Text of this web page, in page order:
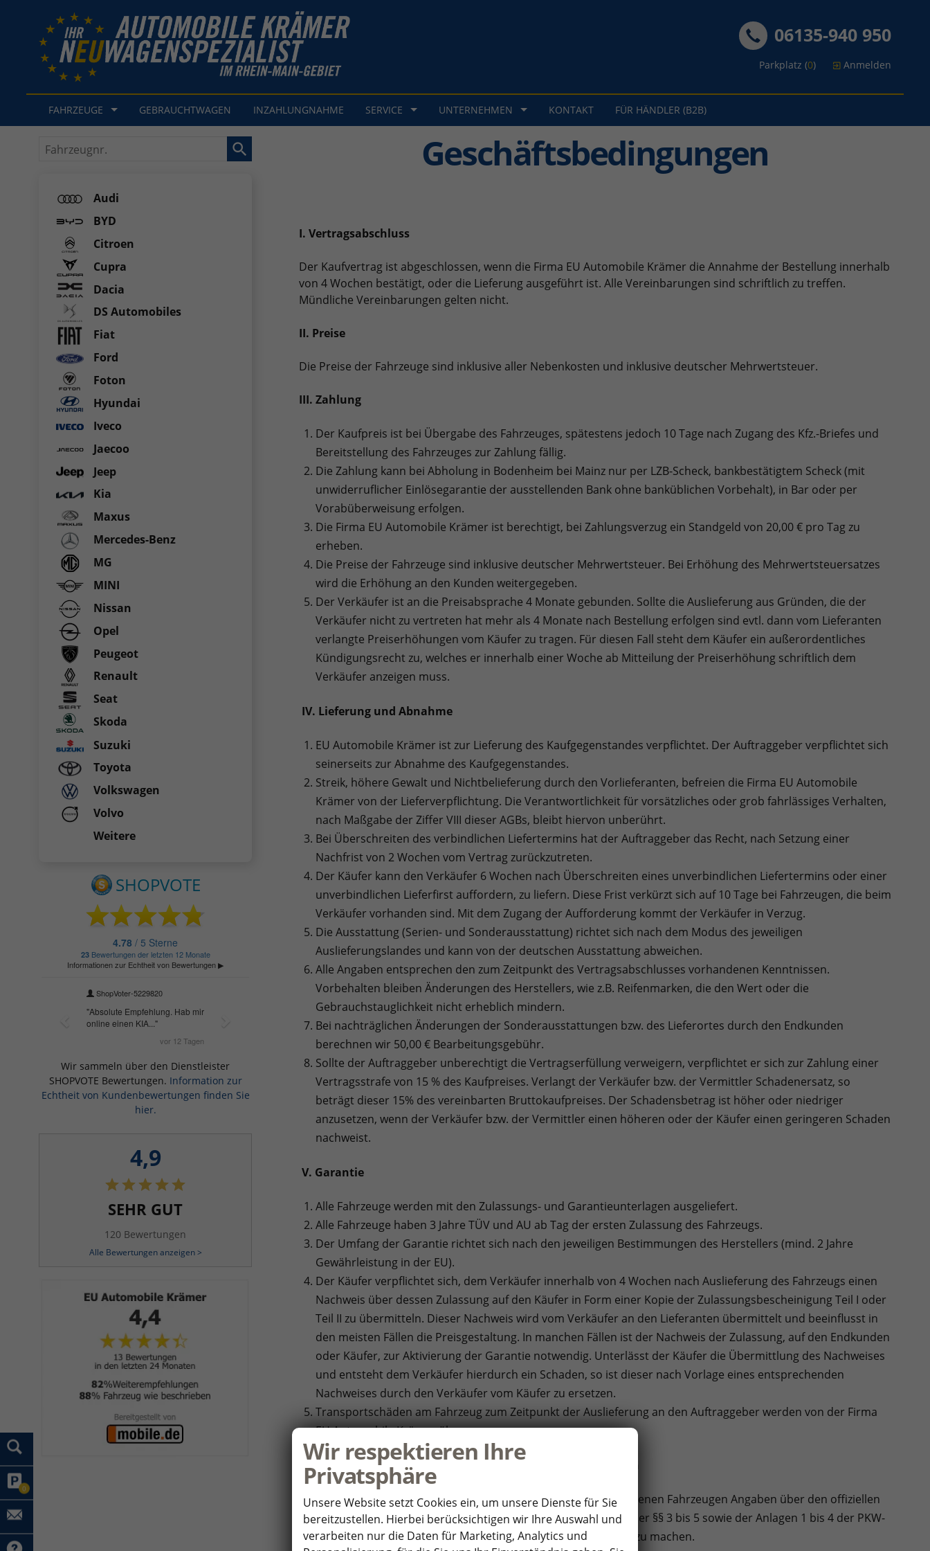
0
06135-940 950
Parkplatz (0) Anmelden
FAHRZEUGE GEBRAUCHTWAGEN INZAHLUNGNAHME SERVICE UNTERNEHMEN KONTAKT FÜR HÄNDLER (B2B)
Geschäftsbedingungen
I. Vertragsabschluss
Der Kaufvertrag ist abgeschlossen, wenn die Firma EU Automobile Krämer die Annahme der Bestellung innerhalb
von 4 Wochen bestätigt, oder die Lieferung ausgeführt ist. Alle Vereinbarungen sind schriftlich zu treffen.
Mündliche Vereinbarungen gelten nicht.
II. Preise
Die Preise der Fahrzeuge sind inklusive aller Nebenkosten und inklusive deutscher Mehrwertsteuer.
III. Zahlung
Der Kaufpreis ist bei Übergabe des Fahrzeuges, spätestens jedoch 10 Tage nach Zugang des Kfz.-Briefes und
Bereitstellung des Fahrzeuges zur Zahlung fällig.
Die Zahlung kann bei Abholung in Bodenheim bei Mainz nur per LZB-Scheck, bankbestätigtem Scheck (mit
unwiderruflicher Einlösegarantie der ausstellenden Bank ohne banküblichen Vorbehalt), in Bar oder per
Vorabüberweisung erfolgen.
Die Firma EU Automobile Krämer ist berechtigt, bei Zahlungsverzug ein Standgeld von 20,00 € pro Tag zu
erheben.
Die Preise der Fahrzeuge sind inklusive deutscher Mehrwertsteuer. Bei Erhöhung des Mehrwertsteuersatzes
wird die Erhöhung an den Kunden weitergegeben.
Der Verkäufer ist an die Preisabsprache 4 Monate gebunden. Sollte die Auslieferung aus Gründen, die der
Verkäufer nicht zu vertreten hat mehr als 4 Monate nach Bestellung erfolgen sind evtl. dann vom Lieferanten
verlangte Preiserhöhungen vom Käufer zu tragen. Für diesen Fall steht dem Käufer ein außerordentliches
Kündigungsrecht zu, welches er innerhalb einer Woche ab Mitteilung der Preiserhöhung schriftlich dem
Verkäufer anzeigen muss.
IV. Lieferung und Abnahme
EU Automobile Krämer ist zur Lieferung des Kaufgegenstandes verpflichtet. Der Auftraggeber verpflichtet sich
seinerseits zur Abnahme des Kaufgegenstandes.
Streik, höhere Gewalt und Nichtbelieferung durch den Vorlieferanten, befreien die Firma EU Automobile
Krämer von der Lieferverpflichtung. Die Verantwortlichkeit für vorsätzliches oder grob fahrlässiges Verhalten,
nach Maßgabe der Ziffer VIII dieser AGBs, bleibt hiervon unberührt.
Bei Überschreiten des verbindlichen Liefertermins hat der Auftraggeber das Recht, nach Setzung einer
Nachfrist von 2 Wochen vom Vertrag zurückzutreten.
Der Käufer kann den Verkäufer 6 Wochen nach Überschreiten eines unverbindlichen Liefertermins oder einer
unverbindlichen Lieferfirst auffordern, zu liefern. Diese Frist verkürzt sich auf 10 Tage bei Fahrzeugen, die beim
Verkäufer vorhanden sind. Mit dem Zugang der Aufforderung kommt der Verkäufer in Verzug.
Die Ausstattung (Serien- und Sonderausstattung) richtet sich nach dem Modus des jeweiligen
Auslieferungslandes und kann von der deutschen Ausstattung abweichen.
Alle Angaben entsprechen den zum Zeitpunkt des Vertragsabschlusses vorhandenen Kenntnissen.
Vorbehalten bleiben Änderungen des Herstellers, wie z.B. Reifenmarken, die den Wert oder die
Gebrauchstauglichkeit nicht erheblich mindern.
Bei nachträglichen Änderungen der Sonderausstattungen bzw. des Lieferortes durch den Endkunden
berechnen wir 50,00 € Bearbeitungsgebühr.
Sollte der Auftraggeber unberechtigt die Vertragserfüllung verweigern, verpflichtet er sich zur Zahlung einer
Vertragsstrafe von 15 % des Kaufpreises. Verlangt der Verkäufer bzw. der Vermittler Schadenersatz, so
beträgt dieser 15% des vereinbarten Bruttokaufpreises. Der Schadensbetrag ist höher oder niedriger
anzusetzen, wenn der Verkäufer bzw. der Vermittler einen höheren oder der Käufer einen geringeren Schaden
nachweist.
V. Garantie
Alle Fahrzeuge werden mit den Zulassungs- und Garantieunterlagen ausgeliefert.
Alle Fahrzeuge haben 3 Jahre TÜV und AU ab Tag der ersten Zulassung des Fahrzeugs.
Der Umfang der Garantie richtet sich nach den jeweiligen Bestimmungen des Herstellers (mind. 2 Jahre
Gewährleistung in der EU).
Der Käufer verpflichtet sich, dem Verkäufer innerhalb von 4 Wochen nach Auslieferung des Fahrzeugs einen
Nachweis über dessen Zulassung auf den Käufer in Form einer Kopie der Zulassungsbescheinigung Teil I oder
Teil II zu übermitteln. Dieser Nachweis wird vom Verkäufer an den Lieferanten übermittelt und beeinflusst in
den meisten Fällen die Preisgestaltung. In manchen Fällen ist der Nachweis der Zulassung, auf den Endkunden
oder Käufer, zur Aktivierung der Garantie notwendig. Unterlässt der Käufer die Übermittlung des Nachweises
und entsteht dem Verkäufer hierdurch ein Schaden, so ist dieser nach Vorlage eines entsprechenden
Nachweises durch den Verkäufer vom Käufer zu ersetzen.
Transportschäden am Fahrzeug zum Zeitpunkt der Auslieferung an den Auftraggeber werden von der Firma
EU Automobile Krämer übernommen.
VI. Kraftstoffverbrauchswerte und Angaben zur CO2-Emission
Kfz-Händler sind verpflichtet, bei neuen, zum Verkauf angebotenen Fahrzeugen Angaben über den offiziellen
Kraftstoffverbrauch und die CO2-Emissionen nach Maßgabe der §§ 3 bis 5 sowie der Anlagen 1 bis 4 der PKW-
Energieverbrauchskennzeichnungsverordnung (PKW-EnVKV) zu machen.
Fahrzeugnr.
Audi
BYD
Citroen
Cupra
Dacia
DS Automobiles
Fiat
Ford
Foton
Hyundai
Iveco
Jaecoo
Jeep
Kia
Maxus
Mercedes-Benz
MG
MINI
Nissan
Opel
Peugeot
Renault
Seat
Skoda
Suzuki
Toyota
Volkswagen
Volvo
Weitere
Wir sammeln über den Dienstleister
SHOPVOTE Bewertungen. Information zur
Echtheit von Kundenbewertungen finden Sie
hier.
4,9
SEHR GUT
120 Bewertungen
Alle Bewertungen anzeigen >
Wir respektieren Ihre
Privatsphäre
Unsere Website setzt Cookies ein, um unsere Dienste für Sie
bereitzustellen. Hierbei berücksichtigen wir Ihre Auswahl und
verarbeiten nur die Daten für Marketing, Analytics und